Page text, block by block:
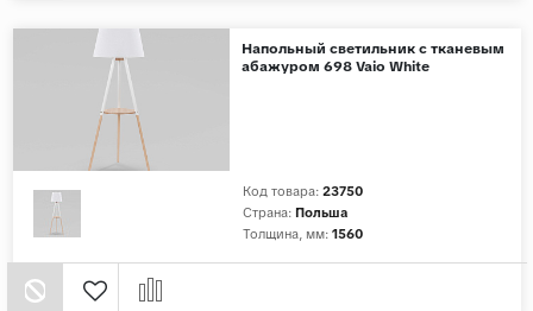
Напольный светильник с тканевым
абажуром 698 Vaio White
Код товара: 23750
Страна: Польша
Толщина, мм: 1560